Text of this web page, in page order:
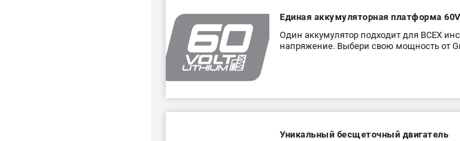
Единая аккумуляторная платформа 60V
Один аккумулятор подходит для ВСЕХ
напряжение. Выбери свою мощность от
Уникальный бесщеточный двигатель